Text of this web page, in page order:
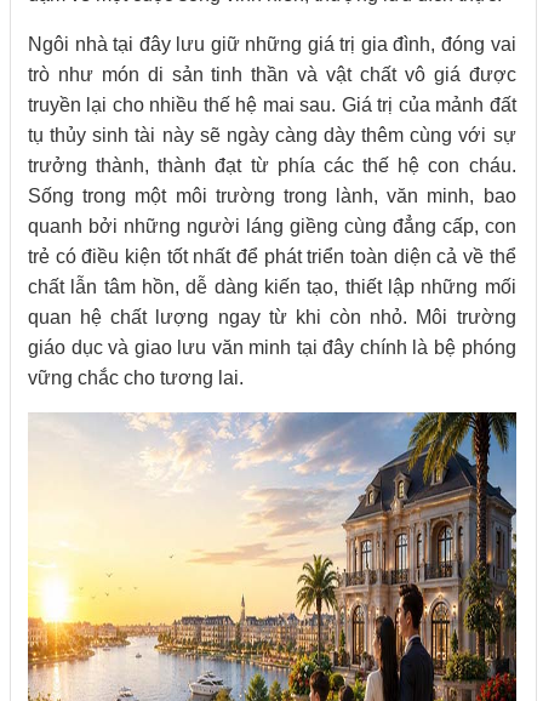
Ngôi nhà tại đây lưu giữ những giá trị gia đình, đóng vai
trò như món di sản tinh thần và vật chất vô giá được
truyền lại cho nhiều thế hệ mai sau. Giá trị của mảnh đất
tụ thủy sinh tài này sẽ ngày càng dày thêm cùng với sự
trưởng thành, thành đạt từ phía các thế hệ con cháu.
Sống trong một môi trường trong lành, văn minh, bao
quanh bởi những người láng giềng cùng đẳng cấp, con
trẻ có điều kiện tốt nhất để phát triển toàn diện cả về thể
chất lẫn tâm hồn, dễ dàng kiến tạo, thiết lập những mối
quan hệ chất lượng ngay từ khi còn nhỏ. Môi trường
giáo dục và giao lưu văn minh tại đây chính là bệ phóng
vững chắc cho tương lai.